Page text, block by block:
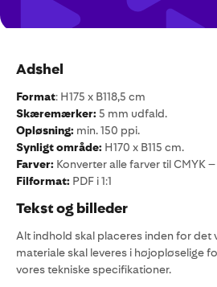
Adshel
Format: H175 x B118,5 cm
Skæremærker:5 mm udfald.
Opløsning: min. 150 ppi.
Synligt område: H170 x B115 cm.
Farver: Konverter alle farver til CMYK
Filformat: PDF i 1:1
Tekst og billeder
Alt indhold skal placeres inden for det
materiale skal leveres i højopløselige
vores tekniske specifikationer.